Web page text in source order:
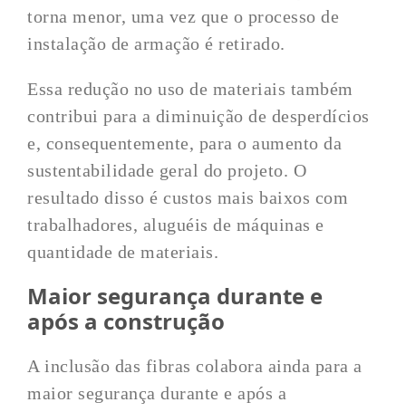
torna menor, uma vez que o processo de
instalação de armação é retirado.
Essa redução no uso de materiais também
contribui para a diminuição de desperdícios
e, consequentemente, para o aumento da
sustentabilidade geral do projeto. O
resultado disso é custos mais baixos com
trabalhadores, aluguéis de máquinas e
quantidade de materiais.
Maior segurança durante e
após a construção
A inclusão das fibras colabora ainda para a
maior segurança durante e após a